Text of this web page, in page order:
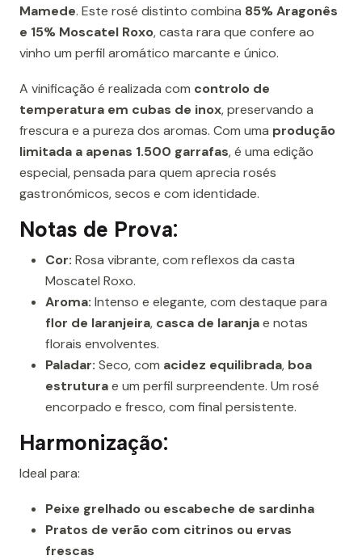
Mamede. Este rosé distinto combina 85% Aragonês
e 15% Moscatel Roxo, casta rara que confere ao
vinho um perfil aromático marcante e único.
A vinificação é realizada com controlo de
temperatura em cubas de inox, preservando a
frescura e a pureza dos aromas. Com uma produção
limitada a apenas 1.500 garrafas, é uma edição
especial, pensada para quem aprecia rosés
gastronómicos, secos e com identidade.
Notas de Prova:
Cor: Rosa vibrante, com reflexos da casta
Moscatel Roxo.
Aroma: Intenso e elegante, com destaque para
flor de laranjeira, casca de laranjae notas
florais envolventes.
Paladar: Seco, com acidez equilibrada, boa
estruturae um perfil surpreendente. Um rosé
encorpado e fresco, com final persistente.
Harmonização:
Ideal para:
Peixe grelhado ou escabeche de sardinha
Pratos de verão com citrinos ou ervas
frescas